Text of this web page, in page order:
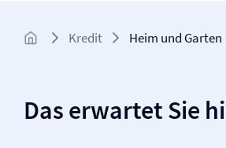
Kredit Heim und Garten
Das erwartet Sie